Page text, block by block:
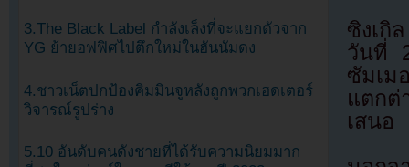
ซิงเกิ
วันที่
ซัมเม
แตกต่
เสนอ
3.The Black Label กำลังเล็งที่จะแยกตัวจาก
YG ย้ายอฟฟิศไปตึกใหม่ในฮันนัมดง
4.ชาวเน็ตปกป้องคิมมินจูหลังถูกพวกเฮดเตอร์
วิจารณ์รูปร่าง
5.10 อันดับคนดังชายที่ได้รับความนิยมมาก